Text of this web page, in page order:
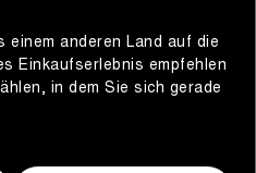
einem anderen Land auf die
Einkaufserlebnis empfehlen
in dem Sie sich gerade